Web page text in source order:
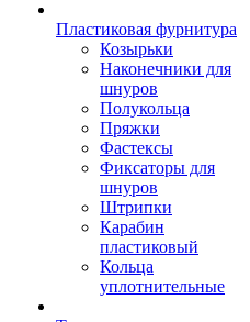
Пластиковая фурнитура
Козырьки
Наконечники для
шнуров
Полукольца
Пряжки
Фастексы
Фиксаторы для
шнуров
Штрипки
Карабин
пластиковый
Кольца
уплотнительные